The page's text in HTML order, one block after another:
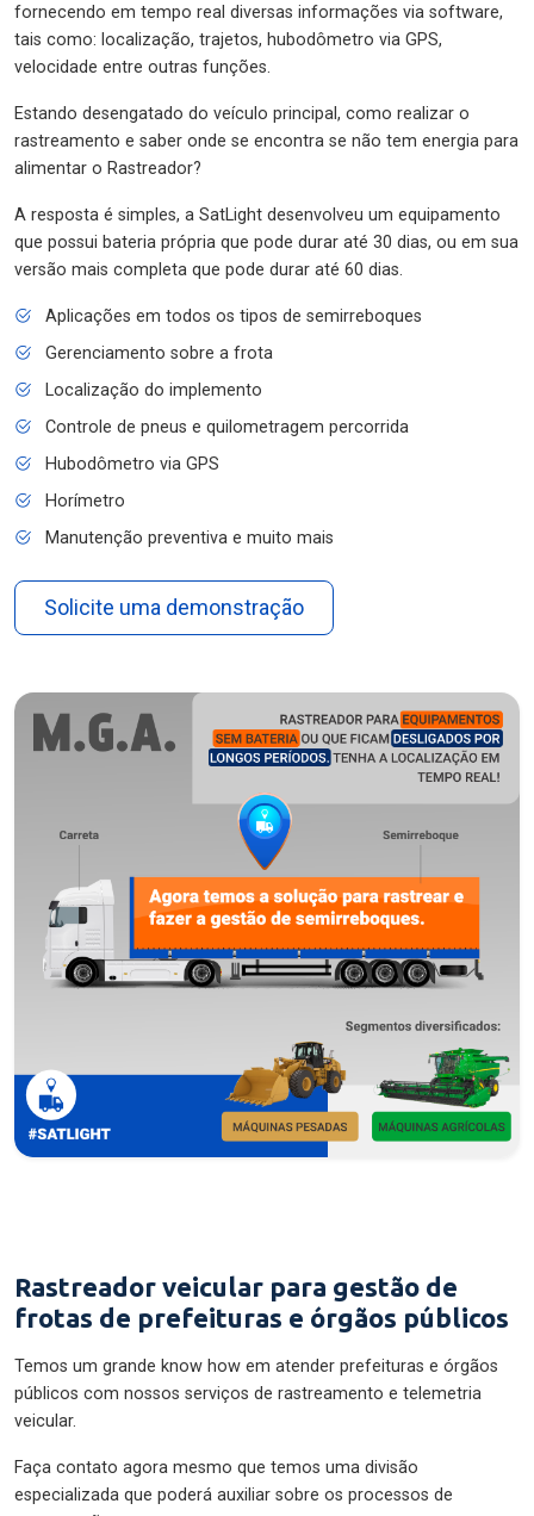
fornecendo em tempo real diversas informações via software,
tais como: localização, trajetos, hubodômetro via GPS,
velocidade entre outras funções.
Estando desengatado do veículo principal, como realizar o
rastreamento e saber onde se encontra se não tem energia para
alimentar o Rastreador?
A resposta é simples, a SatLight desenvolveu um equipamento
que possui bateria própria que pode durar até 30 dias, ou em sua
versão mais completa que pode durar até 60 dias.
Aplicações em todos os tipos de semirreboques
Gerenciamento sobre a frota
Localização do implemento
Controle de pneus e quilometragem percorrida
Hubodômetro via GPS
Horímetro
Manutenção preventiva e muito mais
Solicite uma demonstração
Rastreador veicular para gestão de
frotas de prefeituras e órgãos públicos
Temos um grande know how em atender prefeituras e órgãos
públicos com nossos serviços de rastreamento e telemetria
veicular.
Faça contato agora mesmo que temos uma divisão
especializada que poderá auxiliar sobre os processos de